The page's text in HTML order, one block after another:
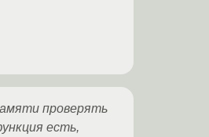
проверять
есть,